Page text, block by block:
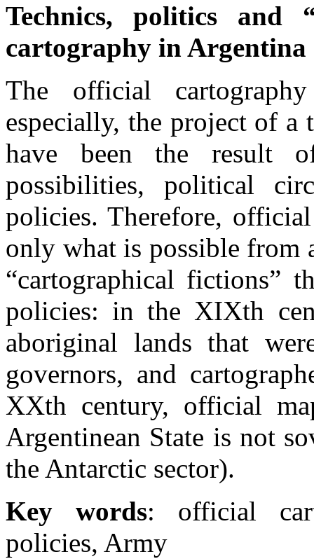
Technics, politics and
cartography in Argentina
The official
especially, the project of a
have been the result
possibilities, political
policies. Therefore,
only what is possible from
“cartographical fictions”
policies: in the XIXth
aboriginal lands that
governors, and
XXth century, official
Argentinean State is not
the Antarctic sector).
Key words: official
policies, Army